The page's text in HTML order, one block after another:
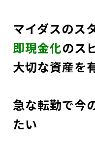
マイダスのス
即現金化のス
大切な資産を
急な転勤で今
たい